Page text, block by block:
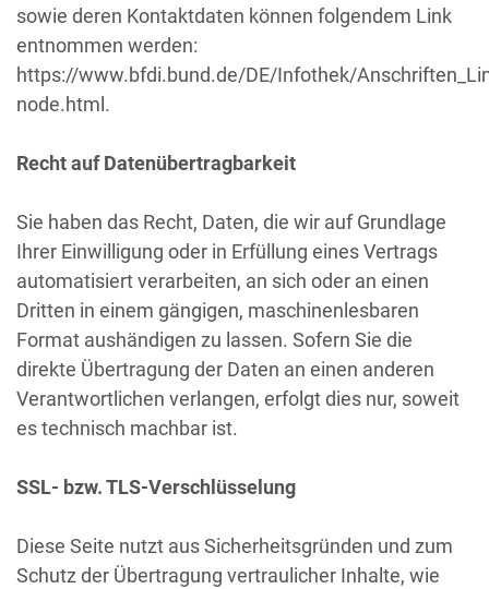
sowie deren Kontaktdaten können folgendem Link
entnommen werden:
https://www.bfdi.bund.de/DE/Infothek/
node.html.
Recht auf Datenübertragbarkeit
Sie haben das Recht, Daten, die wir auf Grundlage
Ihrer Einwilligung oder in Erfüllung eines Vertrags
automatisiert verarbeiten, an sich oder an einen
Dritten in einem gängigen, maschinenlesbaren
Format aushändigen zu lassen. Sofern Sie die
direkte Übertragung der Daten an einen anderen
Verantwortlichen verlangen, erfolgt dies nur, soweit
es technisch machbar ist.
SSL- bzw. TLS-Verschlüsselung
Diese Seite nutzt aus Sicherheitsgründen und zum
Schutz der Übertragung vertraulicher Inhalte, wie